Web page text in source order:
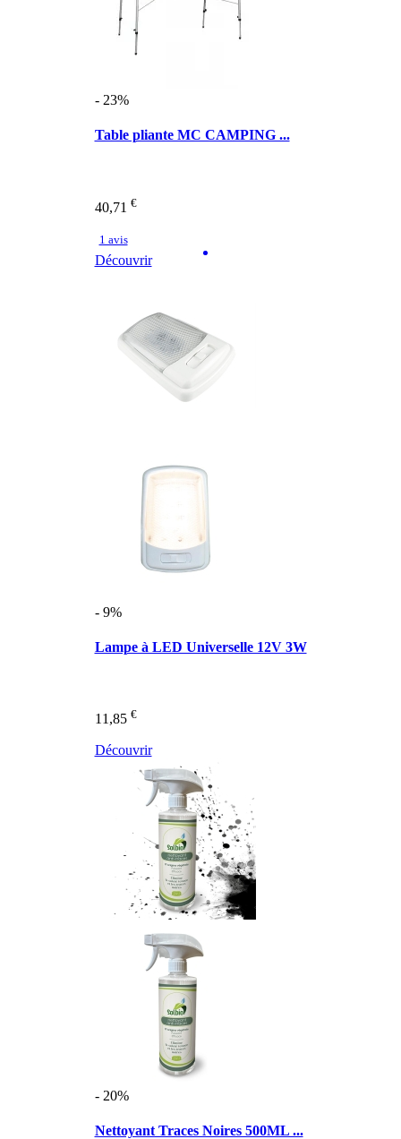
- 23%
Table pliante MC CAMPING ...
40,71 €
1 avis
Découvrir
- 9%
Lampe à LED Universelle 12V 3W
11,85 €
Découvrir
- 20%
Nettoyant Traces Noires 500ML ...